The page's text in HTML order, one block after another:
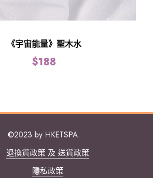
《宇宙能量》聖木水
$188
©2023 by HKETSPA.
退換貨政策 及 送貨政策
隱私政策